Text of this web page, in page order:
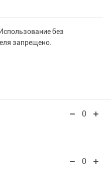
без
запрещено.
0
0